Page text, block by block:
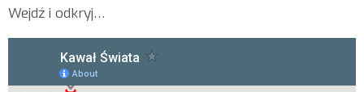
Wejdź i odkryj…